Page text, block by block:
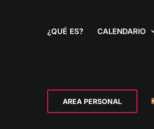
¿QUÉ ES? CALENDARIO
AREA PERSONAL